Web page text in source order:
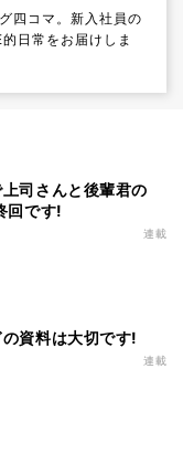
四コマ。新入社員の
日常をお届けしま
上司さんと後輩君の
回です!
連載
の資料は大切です!
連載